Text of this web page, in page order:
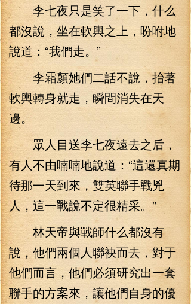
李七夜只是笑了一下，什么
都沒說，坐在軟輿之上，吩咐地
說道：“我們走。”
李霜顏她們二話不說，抬著
軟輿轉身就走，瞬間消失在天
邊。
眾人目送李七夜遠去之后，
有人不由喃喃地說道：“這還真期
待那一天到來，雙英聯手戰兇
人，這一戰說不定很精采。”
林天帝與戰師什么都沒有
說，他們兩個人聯袂而去，對于
他們而言，他們必須研究出一套
聯手的方案來，讓他們自身的優